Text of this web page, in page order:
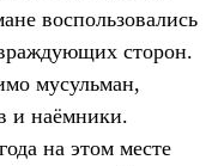
воспользовались
сторон.
мусульман,
и наёмники.
на этом месте